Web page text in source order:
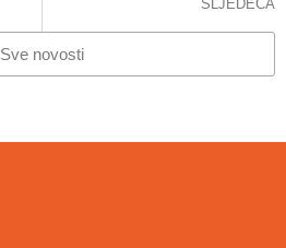
SLJEDEĆA
Sve novosti